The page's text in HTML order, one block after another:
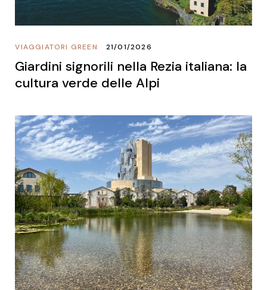
VIAGGIATORI GREEN 21/01/2026
Giardini signorili nella Rezia italiana: la
cultura verde delle Alpi